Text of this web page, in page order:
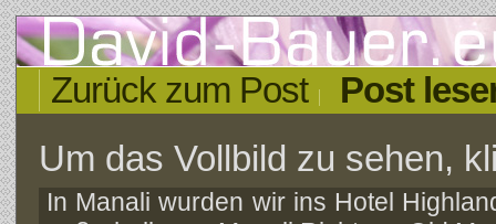
Zurück zum Post
Post
Um das Vollbild zu sehen,
In Manali wurden wir ins Hotel